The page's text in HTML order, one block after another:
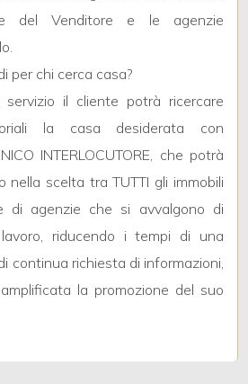
del Venditore e le agenzie
per chi cerca casa?
il cliente potrà ricercare
la casa desiderata con
INTERLOCUTORE, che potrà
nella scelta tra TUTTI gli immobili
di agenzie che si avvalgono di
riducendo i tempi di una
continua richiesta di informazioni,
la promozione del suo